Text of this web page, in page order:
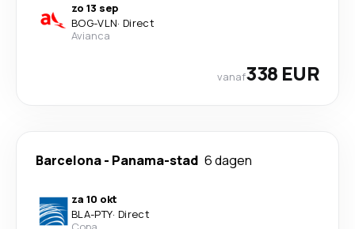
zo 13 sep
BOG-VLN· Direct
Avianca
vanaf338 EUR
Barcelona- Panama-stad 6 dagen
za 10 okt
BLA-PTY· Direct